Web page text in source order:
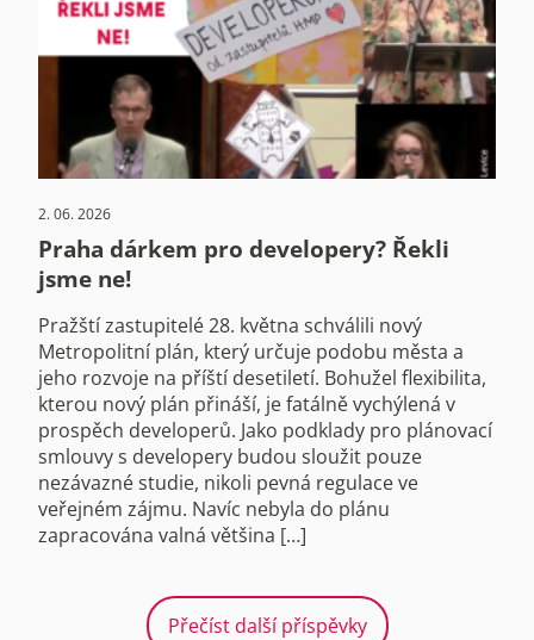
2. 06. 2026
Praha dárkem pro developery? Řekli
jsme ne!
Pražští zastupitelé 28. května schválili nový
Metropolitní plán, který určuje podobu města a
jeho rozvoje na příští desetiletí. Bohužel flexibilita,
kterou nový plán přináší, je fatálně vychýlená v
prospěch developerů. Jako podklady pro plánovací
smlouvy s developery budou sloužit pouze
nezávazné studie, nikoli pevná regulace ve
veřejném zájmu. Navíc nebyla do plánu
zapracována valná většina […]
Přečíst další příspěvky